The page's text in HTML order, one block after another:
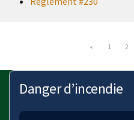
« 1 2
Danger d’incendie